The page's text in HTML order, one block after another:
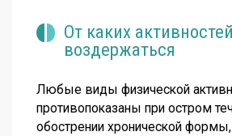
От каких
воздержаться
Любые виды физической
противопоказаны при остром
обострении хронической формы,